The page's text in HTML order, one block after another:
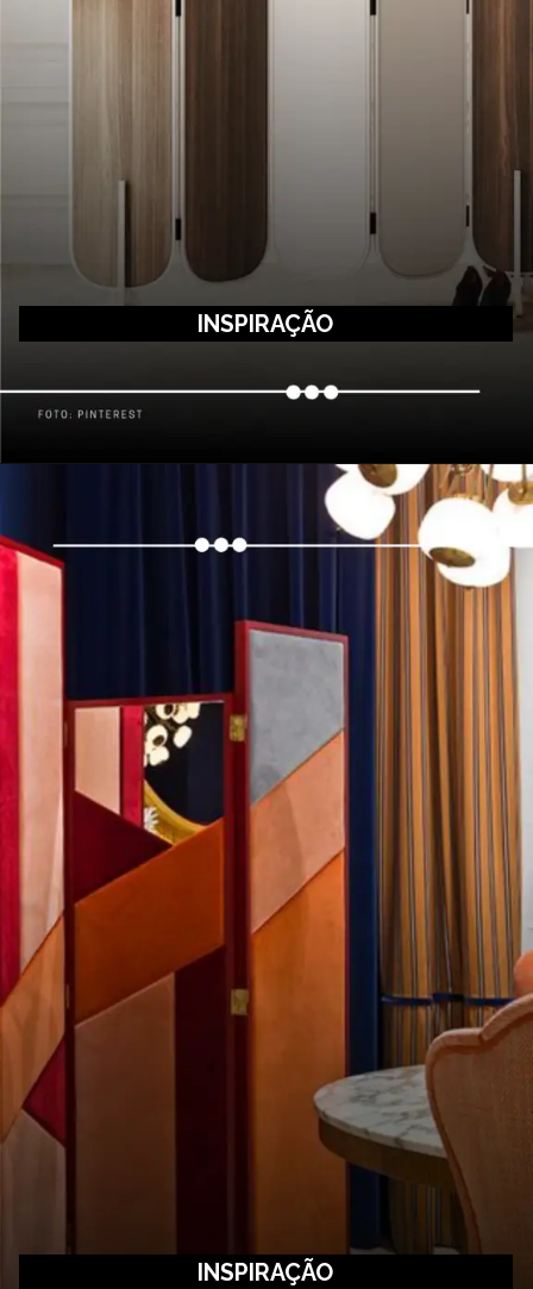
INSPIRAÇÃO
INSPIRAÇÃO